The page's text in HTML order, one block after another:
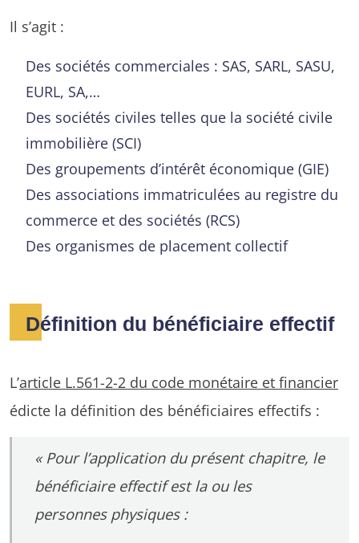
Il s’agit :
Des sociétés commerciales : SAS, SARL, SASU,
EURL, SA,…
Des sociétés civiles telles que la société civile
immobilière (SCI)
Des groupements d’intérêt économique (GIE)
Des associations immatriculées au registre du
commerce et des sociétés (RCS)
Des organismes de placement collectif
Définition du bénéficiaire effectif
L’article L.561-2-2 du code monétaire et financier
édicte la définition des bénéficiaires effectifs :
« Pour l’application du présent chapitre, le
bénéficiaire effectif est la ou les
personnes physiques :